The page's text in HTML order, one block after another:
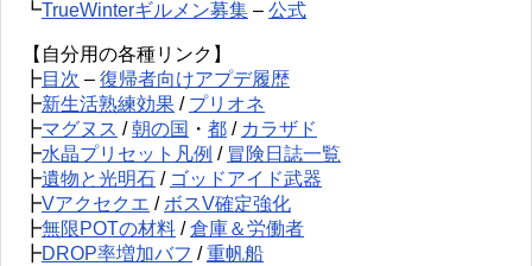
┗TrueWinterギルメン募集 – 公式
【自分用の各種リンク】
┣目次 – 復帰者向けアプデ履歴
┣新生活熟練効果 / プリオネ
┣マグヌス /朝の国 ・ 都 / カラザド
┣水晶プリセット凡例 / 冒険日誌一覧
┣遺物と光明石 / ゴッドアイド武器
┣Vアクセクエ / ボスV確定強化
┣無限POTの材料 /倉庫＆労働者
┣DROP率増加バフ /重帆船